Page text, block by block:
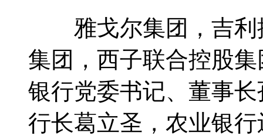
雅戈尔集团，吉利
集团，西子联合控股
银行党委书记、董事
行长葛立圣，农业银